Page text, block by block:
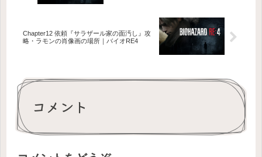
Chapter12 依頼『サラザール家の面汚し』攻
略・ラモンの肖像画の場所｜バイオRE4
コメント